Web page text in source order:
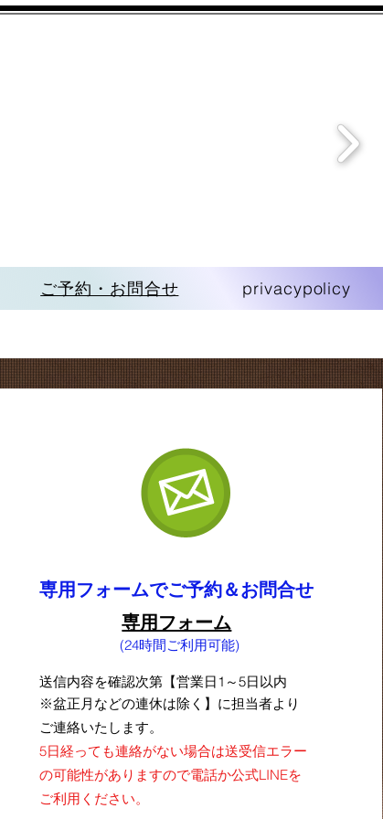
ご予約・お問合せ privacypolicy
専用フォームでご予約＆お問合せ
専用フォーム
(24時間ご利用可能)
送信内容を確認次第【営業日1～5日以内
※盆正月などの連休は除く】に担当者より
ご連絡いたします。
5日経っても連絡がない場合は送受信エラー
の可能性がありますので電話か公式LINEを
ご利用ください。